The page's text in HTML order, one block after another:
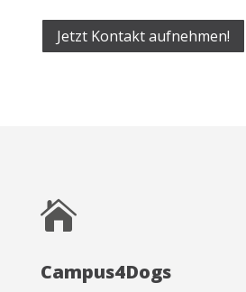
Jetzt Kontakt aufnehmen!

Campus4Dogs